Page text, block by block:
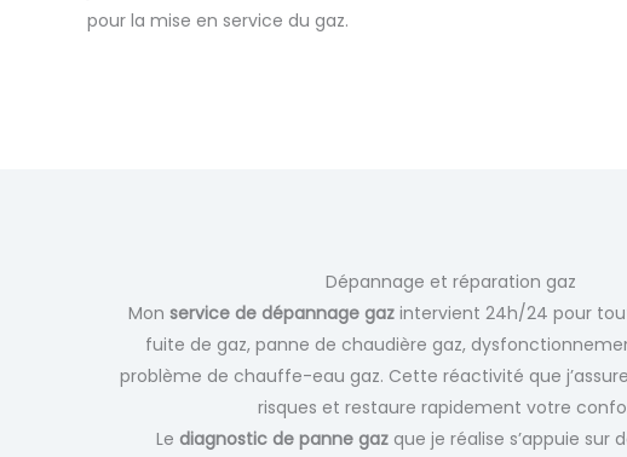
pour la mise en service du gaz.
Dépannage et réparation gaz
Mon service de dépannage gazintervient 24h/24 pour
fuite de gaz, panne de chaudière gaz,
problème de chauffe-eau gaz. Cette réactivité que
risques et restaure rapidement votre
Le diagnostic de panne gaz que je réalise s’appuie sur